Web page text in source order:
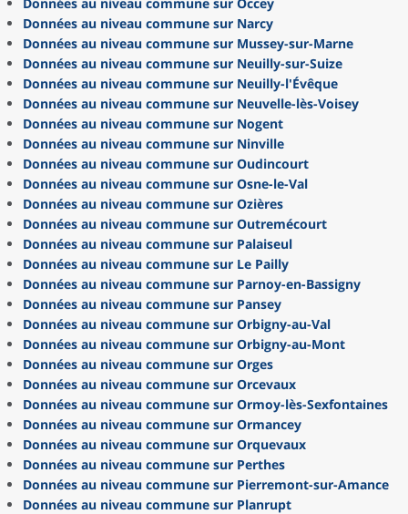
Données au niveau commune sur Narcy
Données au niveau commune sur Mussey-sur-Marne
Données au niveau commune sur Neuilly-sur-Suize
Données au niveau commune sur Neuilly-l'Évêque
Données au niveau commune sur Neuvelle-lès-Voisey
Données au niveau commune sur Nogent
Données au niveau commune sur Ninville
Données au niveau commune sur Oudincourt
Données au niveau commune sur Osne-le-Val
Données au niveau commune sur Ozières
Données au niveau commune sur Outremécourt
Données au niveau commune sur Palaiseul
Données au niveau commune sur Le Pailly
Données au niveau commune sur Parnoy-en-Bassigny
Données au niveau commune sur Pansey
Données au niveau commune sur Orbigny-au-Val
Données au niveau commune sur Orbigny-au-Mont
Données au niveau commune sur Orges
Données au niveau commune sur Orcevaux
Données au niveau commune sur Ormoy-lès-Sexfontaines
Données au niveau commune sur Ormancey
Données au niveau commune sur Orquevaux
Données au niveau commune sur Perthes
Données au niveau commune sur Pierremont-sur-Amance
Données au niveau commune sur Planrupt